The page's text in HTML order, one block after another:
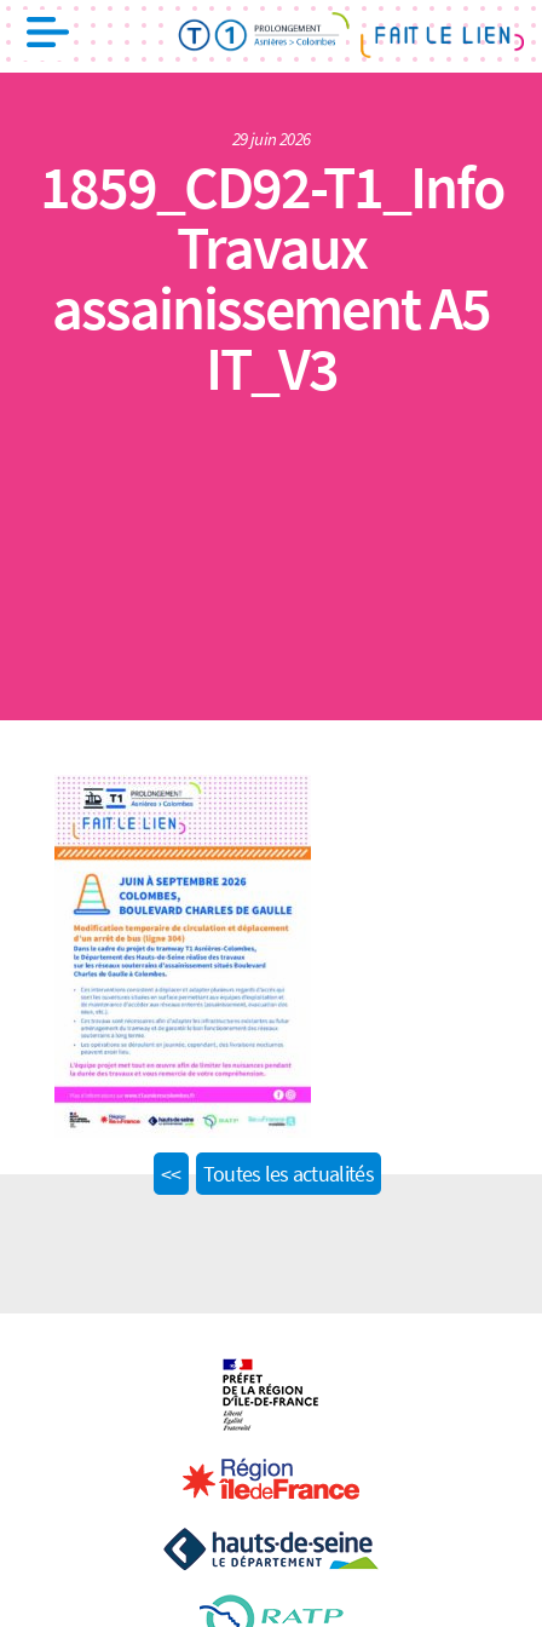
29 juin 2026
1859_CD92-T1_Info
Travaux
assainissement A5
IT_V3
<<Previous
Toutes les actualités